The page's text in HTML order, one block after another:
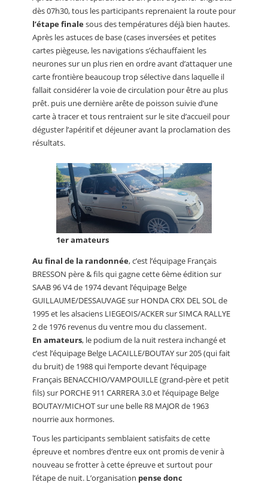
dès 07h30, tous les participants reprenaient la route pour
l’étape finalesous des températures déjà bien hautes.
Après les astuces de base (cases inversées et petites
cartes piègeuse, les navigations s’échauffaient les
neurones sur un plus rien en ordre avant d’attaquer une
carte frontière beaucoup trop sélective dans laquelle il
fallait considérer la voie de circulation pour être au plus
prêt. puis une dernière arête de poisson suivie d’une
carte à tracer et tous rentraient sur le site d’accueil pour
déguster l’apéritif et déjeuner avant la proclamation des
résultats.
1er amateurs
Au final de la randonnée, c’est l’équipage Français
BRESSON père & fils qui gagne cette 6ème édition sur
SAAB 96 V4 de 1974 devant l’équipage Belge
GUILLAUME/DESSAUVAGE sur HONDA CRX DEL SOL de
1995 et les alsaciens LIEGEOIS/ACKER sur SIMCA RALLYE
2 de 1976 revenus du ventre mou du classement.
En amateurs, le podium de la nuit restera inchangé et
c’est l’équipage Belge LACAILLE/BOUTAY sur 205 (qui fait
du bruit) de 1988 qui l’emporte devant l’équipage
Français BENACCHIO/VAMPOUILLE (grand-père et petit
fils) sur PORCHE 911 CARRERA 3.0 et l’équipage Belge
BOUTAY/MICHOT sur une belle R8 MAJOR de 1963
nourrie aux hormones.
Tous les participants semblaient satisfaits de cette
épreuve et nombres d’entre eux ont promis de venir à
nouveau se frotter à cette épreuve et surtout pour
l’étape de nuit. L’organisation pense donc